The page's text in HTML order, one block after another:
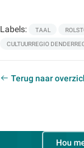
Labels: TAAL
CULTUURREGIO
Terug naar
Hou